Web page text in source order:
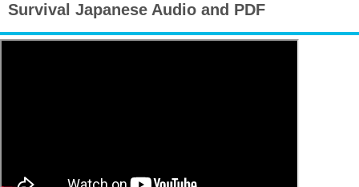
Survival Japanese Audio and PDF